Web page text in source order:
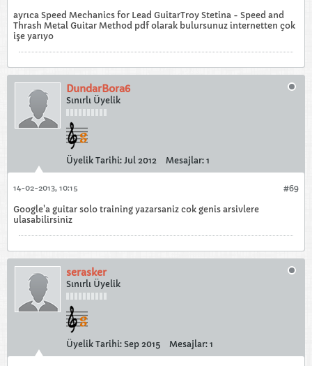
ayrıca Speed Mechanics for Lead GuitarTroy Stetina - Speed and
Thrash Metal Guitar Method pdf olarak bulursunuz internetten çok
işe yarıyo
DundarBora6
Sınırlı Üyelik
Üyelik Tarihi: Jul 2012 Mesajlar: 1
#69
14-02-2013, 10:15
Google'a guitar solo training yazarsaniz cok genis arsivlere
ulasabilirsiniz
serasker
Sınırlı Üyelik
Üyelik Tarihi: Sep 2015 Mesajlar: 1